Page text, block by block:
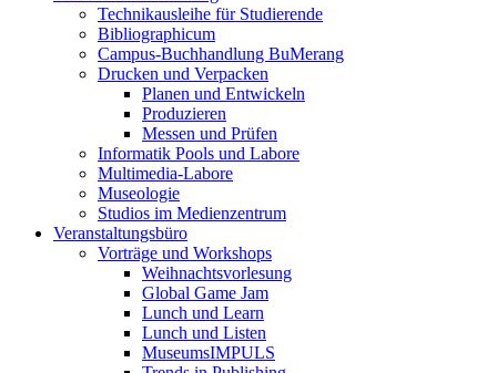
Technikausleihe für Studierende
Bibliographicum
Campus-Buchhandlung BuMerang
Drucken und Verpacken
Planen und Entwickeln
Produzieren
Messen und Prüfen
Informatik Pools und Labore
Multimedia-Labore
Museologie
Studios im Medienzentrum
Veranstaltungsbüro
Vorträge und Workshops
Weihnachtsvorlesung
Global Game Jam
Lunch und Learn
Lunch und Listen
MuseumsIMPULS